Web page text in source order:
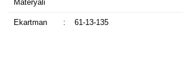
Materyali
Ekartman : 61-13-135